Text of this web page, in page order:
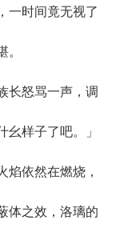
时间竟无视了
。
怒骂一声，调
样子了吧。」
依然在燃烧，
体之效，洛璃的